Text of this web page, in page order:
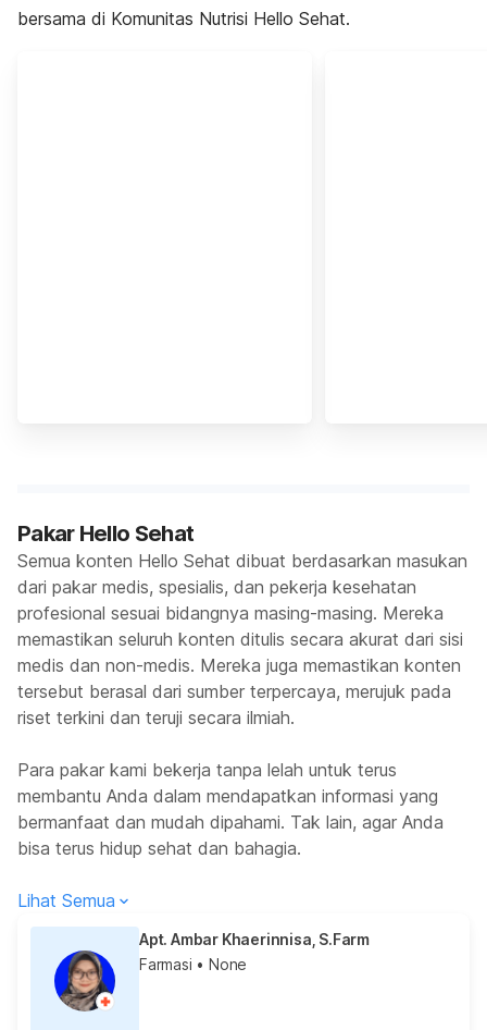
bersama di Komunitas Nutrisi Hello Sehat.
Pakar Hello Sehat
Semua konten Hello Sehat dibuat berdasarkan masukan
dari pakar medis, spesialis, dan pekerja kesehatan
profesional sesuai bidangnya masing-masing. Mereka
memastikan seluruh konten ditulis secara akurat dari sisi
medis dan non-medis. Mereka juga memastikan konten
tersebut berasal dari sumber terpercaya, merujuk pada
riset terkini dan teruji secara ilmiah.
Para pakar kami bekerja tanpa lelah untuk terus
membantu Anda dalam mendapatkan informasi yang
bermanfaat dan mudah dipahami. Tak lain, agar Anda
bisa terus hidup sehat dan bahagia.
Lihat Semua
Apt. Ambar Khaerinnisa, S.Farm
Farmasi • None